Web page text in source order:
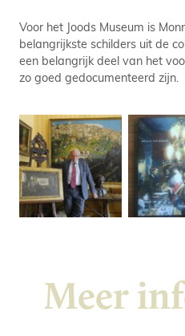
Voor het Joods Museum is
belangrijkste schilders uit de
een belangrijk deel van het
zo goed gedocumenteerd zijn.
Meer